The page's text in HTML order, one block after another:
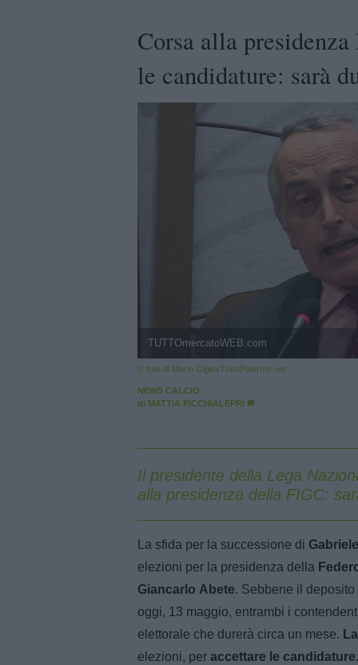
Corsa alla
le candidature: sarà
TUTTOmercatoWEB.com
© foto di Mario Giglio/TuttoPalermo.net
NEWS CALCIO
di MATTIA PICCHIALEPRI
Il presidente della Lega
alla presidenza della FIGC:
La sfida per la successione di Gabriele
elezioni per la presidenza della
Giancarlo Abete. Sebbene il
oggi, 13 maggio, entrambi i
elettorale che durerà circa un mese.
elezioni, per accettare le candidature.